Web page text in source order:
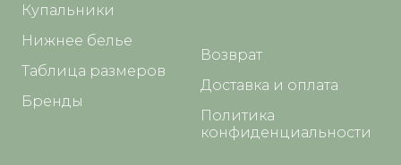
Купальники
Нижнее белье
Таблица размеров
Бренды
Возврат
Доставка и оплата
Политика
конфиденциальности